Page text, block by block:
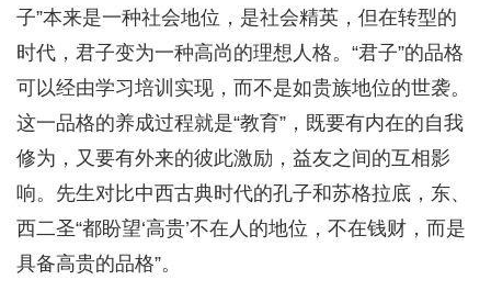
子”本来是一种社会地位，是社会精英，但在转型的
时代，君子变为一种高尚的理想人格。“君子”的品格
可以经由学习培训实现，而不是如贵族地位的世袭。
这一品格的养成过程就是“教育”，既要有内在的自我
修为，又要有外来的彼此激励，益友之间的互相影
响。先生对比中西古典时代的孔子和苏格拉底，东、
西二圣“都盼望‘高贵’不在人的地位，不在钱财，而是
具备高贵的品格”。